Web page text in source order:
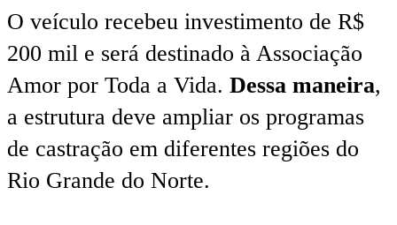
O veículo recebeu investimento de R$
200 mil e será destinado à Associação
Amor por Toda a Vida. Dessa maneira,
a estrutura deve ampliar os programas
de castração em diferentes regiões do
Rio Grande do Norte.